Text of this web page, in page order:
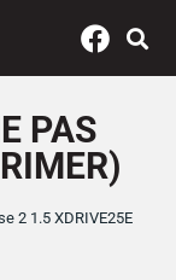
PAS
2 1.5 XDRIVE25E